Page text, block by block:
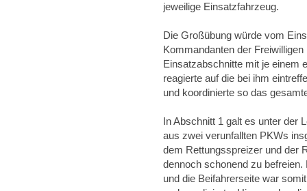
jeweilige Einsatzfahrzeug.
Die Großübung würde vom
Kommandanten der
Einsatzabschnitte mit je einem
reagierte auf die bei ihm
und koordinierte so das
In Abschnitt 1 galt es unter der
aus zwei verunfallten PKWs
dem Rettungsspreizer und der
dennoch schonend zu
und die Beifahrerseite war